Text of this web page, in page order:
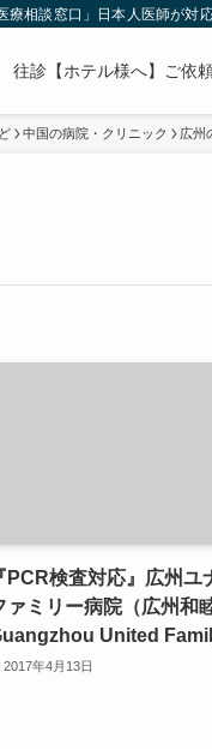
相談窓口」日本人医師が対応
往診【ホテル様へ】ご依
中国の病院・クリニック 広州
PCR検査対応』広州ユ
ァミリー病院（広州和
United
2017年4月13日